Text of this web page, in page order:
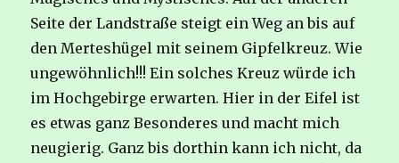
Seite der Landstraße steigt ein Weg an bis auf
den Merteshügel mit seinem Gipfelkreuz. Wie
ungewöhnlich!!! Ein solches Kreuz würde ich
im Hochgebirge erwarten. Hier in der Eifel ist
es etwas ganz Besonderes und macht mich
neugierig. Ganz bis dorthin kann ich nicht, da